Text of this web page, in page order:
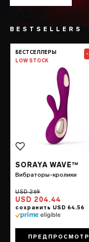
BESTSELLERS
Go to
БЕСТСЕЛЛЕРЫ
LOW STOCK
SORAYA WAVE™
Вибраторы-кролики
USD 204.44
ПРЕДПРОСМОТР